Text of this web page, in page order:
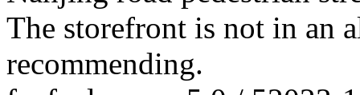
The storefront is not in an
recommending.